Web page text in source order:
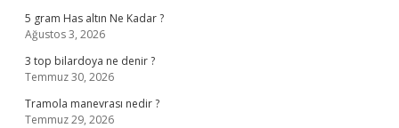
5 gram Has altın Ne Kadar ?
Ağustos 3, 2026
3 top bilardoya ne denir ?
Temmuz 30, 2026
Tramola manevrası nedir ?
Temmuz 29, 2026